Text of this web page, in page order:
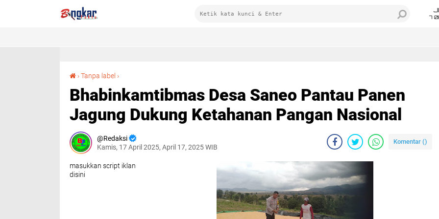
7
›Tanpa label ›
Bhabinkamtibmas Desa Saneo Pantau Panen
Jagung Dukung Ketahanan Pangan Nasional
Redaksi
Kamis, 17 April 2025, April 17, 2025 WIB
Komentar ()
masukkan script iklan
disini